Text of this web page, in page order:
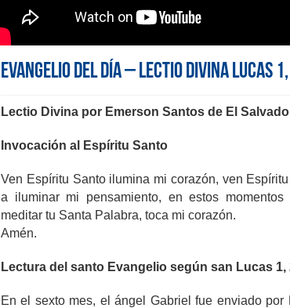
Evangelio del día – Lectio Divina Lucas
Lectio Divina por Emerson Santos de El
Invocación al Espíritu Santo
Ven Espíritu Santo ilumina mi corazón, ven
a iluminar mi pensamiento, en estos momentos
meditar tu Santa Palabra, toca mi corazón.
Amén.
Lectura del santo Evangelio según san Lucas 1,
En el sexto mes, el ángel Gabriel fue enviado por